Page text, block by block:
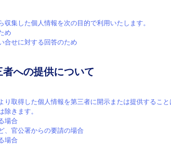
収集した個人情報を次の目的で利用いたします。
め
合せに対する回答のため
への提供について
り取得した個人情報を第三者に開示または提供すること
きます。
場合
、官公署からの要請の場合
場合